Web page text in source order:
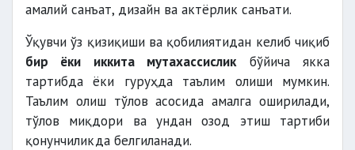
амалий санъат, дизайн ва актёрлик санъати.
Ўқувчи ўз қизиқиши ва қобилиятидан келиб чиқиб
бир ёки иккита мутахассисликбўйича якка
тартибда ёки гуруҳда таълим олиши мумкин.
Таълим олиш тўлов асосида амалга оширилади,
тўлов миқдори ва ундан озод этиш тартиби
қонунчиликда белгиланади.